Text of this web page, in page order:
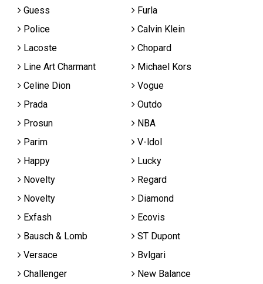
Guess
Furla
Police
Calvin Klein
Lacoste
Chopard
Line Art Charmant
Michael Kors
Celine Dion
Vogue
Prada
Outdo
Prosun
NBA
Parim
V-ldol
Happy
Lucky
Novelty
Regard
Novelty
Diamond
Exfash
Ecovis
Bausch & Lomb
ST Dupont
Versace
Bvlgari
Challenger
New Balance